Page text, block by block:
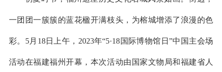
一团团一簇簇的蓝花楹开满枝头，为榕城增添了浪漫的色
彩。5月18日上午，2023年“5·18国际博物馆日”中国主会场
活动在福建福州开幕，本次活动由国家文物局和福建省人